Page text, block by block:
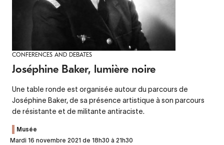
CONFERENCES AND DEBATES
Joséphine Baker, lumière noire
Une table ronde est organisée autour du parcours de
Joséphine Baker, de sa présence artistique à son parcours
de résistante et de militante antiraciste.
Musée
Mardi 16 novembre 2021 de 18h30 à 21h30